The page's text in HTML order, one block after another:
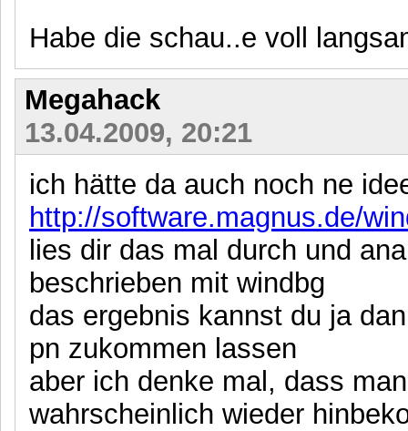
Habe die schau..e voll
Megahack
13.04.2009, 20:21
ich hätte da auch noch ne
http://software.magnus.de/
lies dir das mal durch und
beschrieben mit windbg
das ergebnis kannst du ja
pn zukommen lassen
aber ich denke mal, dass
wahrscheinlich wieder